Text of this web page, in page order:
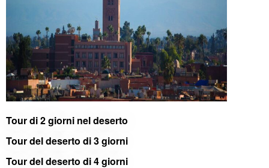
Tour di 2 giorni nel deserto
Tour del deserto di 3 giorni
Tour del deserto di 4 giorni